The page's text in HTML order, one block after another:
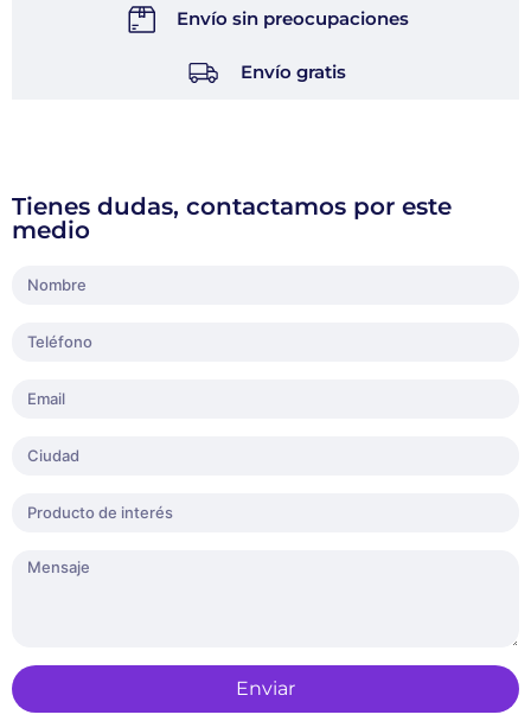
Envío sin preocupaciones
Envío gratis
Tienes dudas, contactamos por este
medio
Enviar